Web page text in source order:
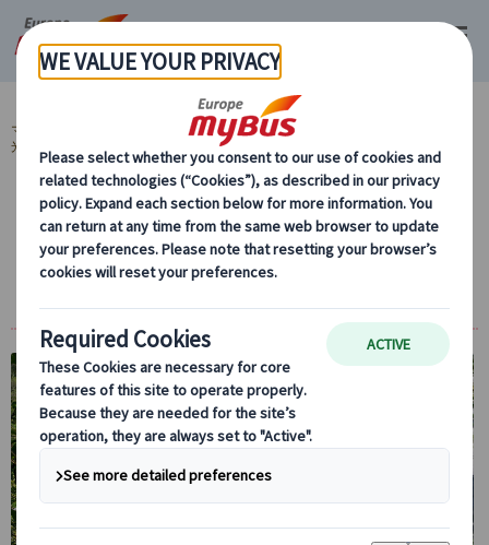
マイバス・ヨーロッパ クロアチア (4) ザグレブ (1)
光 (1)
エメラルドグリーンに煌く湖 世界遺産プリト
ヴィッツェ湖群国立公園 プライベート1日観